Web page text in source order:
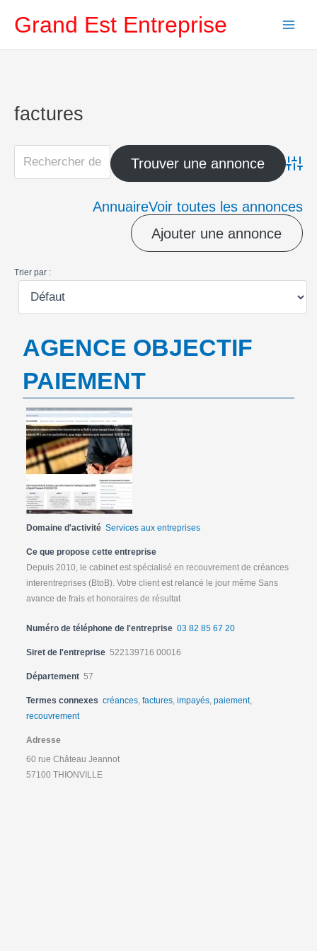
Grand Est Entreprise
factures
AnnuaireVoir toutes les annonces
Ajouter une annonce
Trier par :
AGENCE OBJECTIF
PAIEMENT
Domaine d'activité Services aux entreprises
Ce que propose cette entreprise
Depuis 2010, le cabinet est spécialisé en recouvrement de créances
interentreprises (BtoB). Votre client est relancé le jour même Sans
avance de frais et honoraires de résultat
Numéro de téléphone de l'entreprise 03 82 85 67 20
Siret de l'entreprise 522139716 00016
Département 57
Termes connexes créances factures impayés paiement,
recouvrement
Adresse
60 rue Château Jeannot
57100 THIONVILLE